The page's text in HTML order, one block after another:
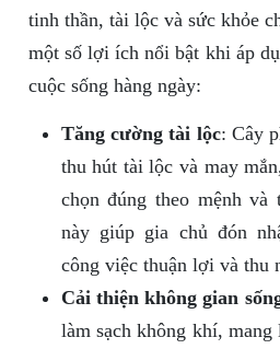
tinh thần, tài lộc và sức khỏe
một số lợi ích nổi bật khi áp
cuộc sống hàng ngày:
Tăng cường tài lộc: Cây
thu hút tài lộc và may
chọn đúng theo mệnh
này giúp gia chủ đón
công việc thuận lợi và thu
Cải thiện không gian
làm sạch không khí,